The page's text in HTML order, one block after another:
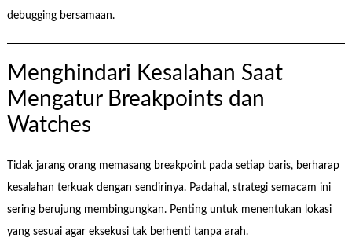
debugging bersamaan.
Menghindari Kesalahan Saat
Mengatur Breakpoints dan
Watches
Tidak jarang orang memasang breakpoint pada setiap baris, berharap
kesalahan terkuak dengan sendirinya. Padahal, strategi semacam ini
sering berujung membingungkan. Penting untuk menentukan lokasi
yang sesuai agar eksekusi tak berhenti tanpa arah.